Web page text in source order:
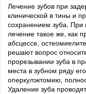
Лечение зубов при
клинической в тины и
сохранением зуба. При
лечение такое же, как
абсцессе,
решают вопрос
прорезывании зуба в
места в зубном ряду
оперкулэктомию,
Удаление зуба